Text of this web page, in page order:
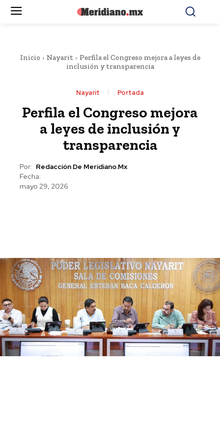
Inicio Nayarit
Perfila el Congreso mejora a leyes de
inclusión y transparencia
Nayarit Portada
Perfila el Congreso mejora
a leyes de inclusión y
transparencia
Por: Redacción De Meridiano.mx
Fecha:
mayo 29, 2026